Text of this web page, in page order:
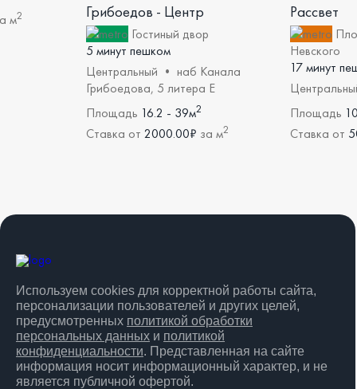
м2 Грибоедов - Центр
Гостиный двор
5 минут пешком
Центральный • наб Канала
Грибоедова, 5 литера Е
Площадь 16.2 - 39м2
Ставка от 2000.00₽ за м2
Рассвет
Невского
17 минут
Площадь
Ставка от
Используем cookies для корректной работы сайта,
персонализации пользователей и других целей,
предусмотренных политикой обработки
персональных данных и политикой
конфиденциальности. Представленная на сайте
информация носит информационный характер, и не
является публичной офертой.